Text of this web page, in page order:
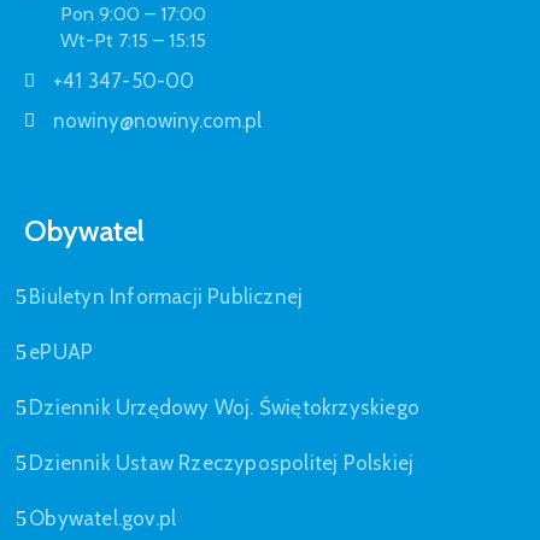
Pon 9:00 – 17:00
Wt-Pt 7:15 – 15:15
+41 347-50-00
nowiny@nowiny.com.pl
Obywatel
Biuletyn Informacji Publicznej
ePUAP
Dziennik Urzędowy Woj. Świętokrzyskiego
Dziennik Ustaw Rzeczypospolitej Polskiej
Obywatel.gov.pl